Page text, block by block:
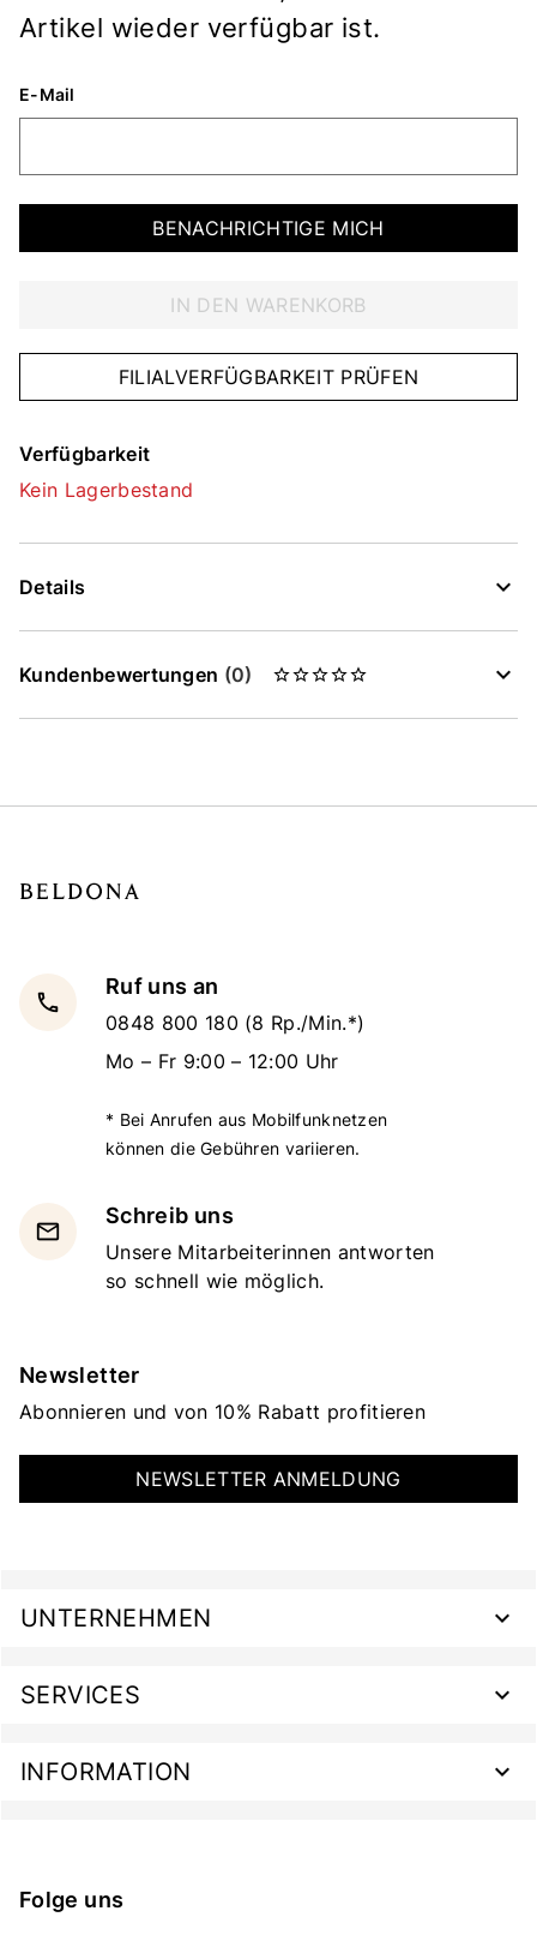
Artikel wieder verfügbar ist.
E-Mail
BENACHRICHTIGE MICH
IN DEN WARENKORB
FILIALVERFÜGBARKEIT PRÜFEN
Verfügbarkeit
Kein Lagerbestand
Details
Kundenbewertungen (0)
local_phone
Ruf uns an
0848 800 180 (8 Rp./Min.*)
Mo – Fr 9:00 – 12:00 Uhr
* Bei Anrufen aus Mobilfunknetzen
können die Gebühren variieren.
email
Schreib uns
Unsere Mitarbeiterinnen antworten
so schnell wie möglich.
Newsletter
Abonnieren und von 10% Rabatt profitieren
NEWSLETTER ANMELDUNG
UNTERNEHMEN
SERVICES
INFORMATION
Folge uns